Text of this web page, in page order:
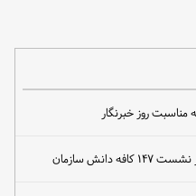
روز خبرنگار
سازمان